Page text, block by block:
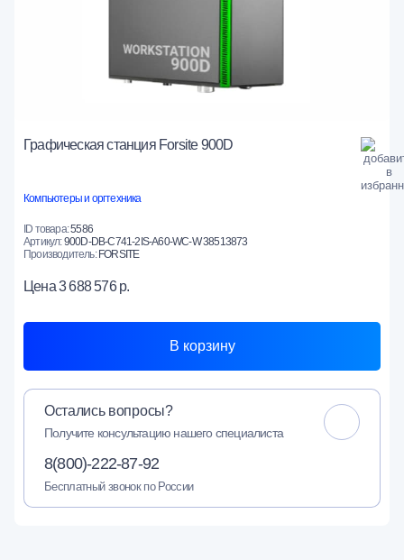
Графическая станция Forsite 900D
Компьютеры и оргтехника
ID товара:5586
Артикул:900D-DB-C741-2IS-A60-WC-W 38513873
Производитель: FORSITE
Цена3 688 576 р.
В корзину
Остались вопросы?
Получите консультацию нашего специалиста
8(800)-222-87-92
Бесплатный звонок по России